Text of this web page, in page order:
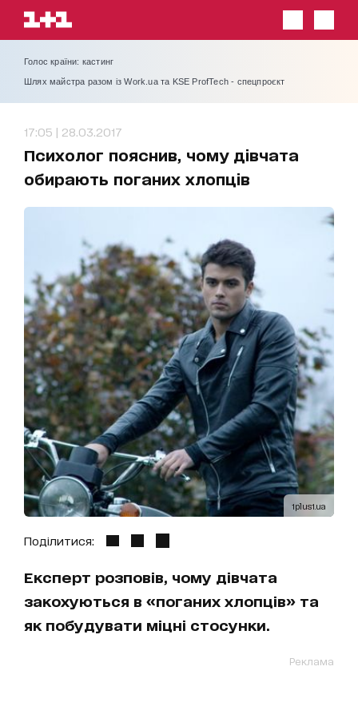
Голос країни: кастинг
Шлях майстра разом із Work.ua та KSE ProfTech - спецпроєкт
17:05 | 28.03.2017
Психолог пояснив, чому дівчата
обирають поганих хлопців
1plus1.ua
Поділитися:
Експерт розповів, чому дівчата
закохуються в «поганих хлопців» та
як побудувати міцні стосунки.
Реклама